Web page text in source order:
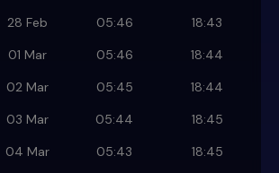
28 Feb 05:46
18:43
01 Mar 05:46
18:44
02 Mar 05:45
18:44
03 Mar 05:44
18:45
04 Mar 05:43
18:45